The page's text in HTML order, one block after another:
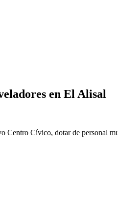
en El Alisal
Centro Cívico, dotar de personal